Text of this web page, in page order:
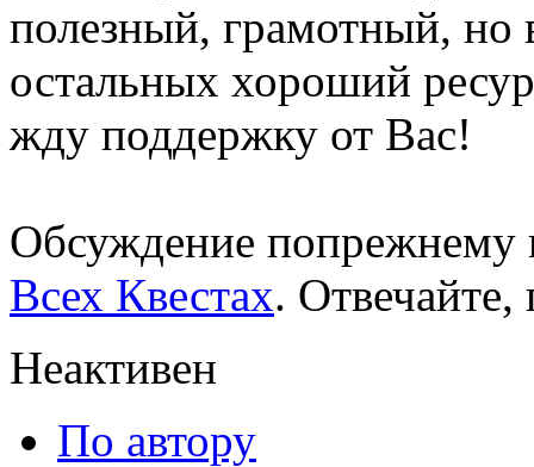
полезный, грамотный, но
остальных хороший
жду поддержку от Вас!
Обсуждение попрежнему
Всех Квестах. Отвечайте,
Неактивен
По автору